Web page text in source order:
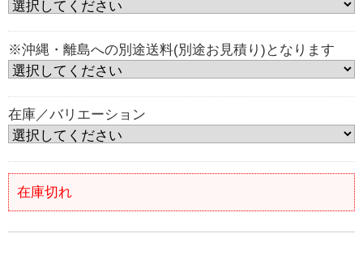
※沖縄・離島への別途送料(別途お見積り)となります
在庫／バリエーション
在庫切れ